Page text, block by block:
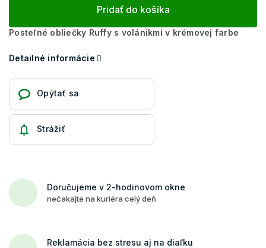
Pridať do košíka
Posteľné obliečky Ruffy s volánikmi v krémovej farbe
Detailné informácie
Opýtať sa
Strážiť
Doručujeme v 2-hodinovom okne
nečakajte na kuriéra celý deň
Reklamácia bez stresu aj na diaľku